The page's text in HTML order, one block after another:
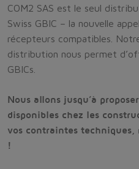
COM2 SAS est le seul
Swiss GBIC – la nouvelle
récepteurs compatibles.
distribution nous permet
GBICs.
Nous allons jusqu’à
disponibles chez les
vos contraintes
!